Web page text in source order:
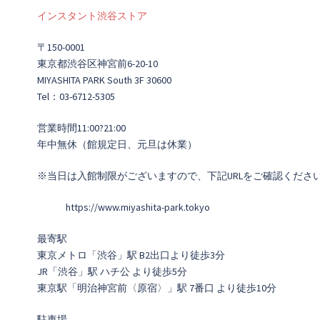
インスタント渋谷ストア
〒150-0001
東京都渋谷区神宮前6-20-10
MIYASHITA PARK South 3F 30600
Tel：03-6712-5305
営業時間11:00?21:00
年中無休（館規定日、元旦は休業）
※当日は入館制限がございますので、下記URLをご確認くださ
https://www.miyashita-park.tokyo
最寄駅
東京メトロ「渋谷」駅 B2出口より徒歩3分
JR「渋谷」駅 ハチ公 より徒歩5分
東京駅「明治神宮前〈原宿〉」駅 7番口 より徒歩10分